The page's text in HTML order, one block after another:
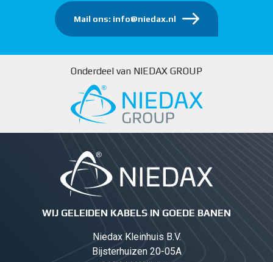
Mail ons: info@niedax.nl
Onderdeel van NIEDAX GROUP
WIJ GELEIDEN KABELS IN GOEDE BANEN
Niedax Kleinhuis B.V.
Bijsterhuizen 20-05A